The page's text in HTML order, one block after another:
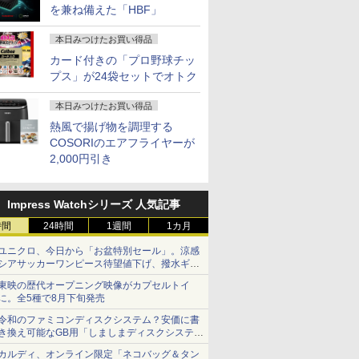
を兼ね備えた「HBF」
本日みつけたお買い得品
カード付きの「プロ野球チッ
プス」が24袋セットでオトク
本日みつけたお買い得品
熱風で揚げ物を調理する
COSORIのエアフライヤーが
2,000円引き
Impress Watchシリーズ 人気記事
24時間 1週間 1カ月
ニクロ、今日から「お盆特別セール」。涼感
アサッカーワンピース待望値下げ、撥水ギア
ョーツは1990円に
映の歴代オープニング映像がカプセルトイ
。全5種で8月下旬発売
和のファミコンディスクシステム？安価に書
換え可能なGB用「しましまディスクシステ
」
ルディ、オンライン限定「ネコバッグ＆タン